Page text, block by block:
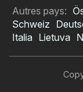
Autres pays:
Schweiz
Italia Lietuva